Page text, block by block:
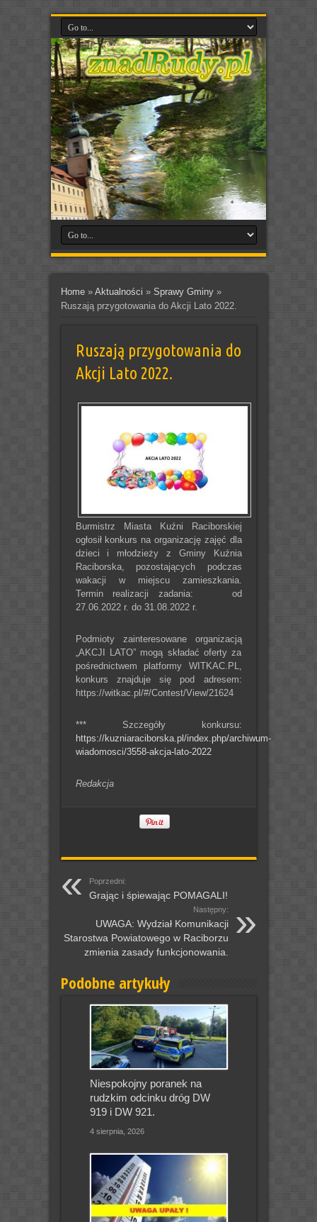
Home» Aktualności » Sprawy Gminy»
Ruszają przygotowania do Akcji Lato 2022.
Ruszają przygotowania do
Akcji Lato 2022.
Burmistrz Miasta Kuźni Raciborskiej
ogłosił konkurs na organizację zajęć dla
dzieci i młodzieży z Gminy Kuźnia
Raciborska, pozostających podczas
wakacji w miejscu zamieszkania.
Termin realizacji zadania: od
27.06.2022 r. do 31.08.2022 r.
Podmioty zainteresowane organizacją
„AKCJI LATO” mogą składać oferty za
pośrednictwem platformy WITKAC.PL,
konkurs znajduje się pod adresem:
https://witkac.pl/#/Contest/View/21624
*** Szczegóły konkursu:
https://kuzniaraciborska.pl/index.php/archiwum-
wiadomosci/3558-akcja-lato-2022
Redakcja
Poprzedni:
Grając i śpiewając POMAGALI!
Następny:
UWAGA: Wydział Komunikacji
Starostwa Powiatowego w Raciborzu
zmienia zasady funkcjonowania.
Podobne artykuły
Niespokojny poranek na
rudzkim odcinku dróg DW
919 i DW 921.
4 sierpnia, 2026